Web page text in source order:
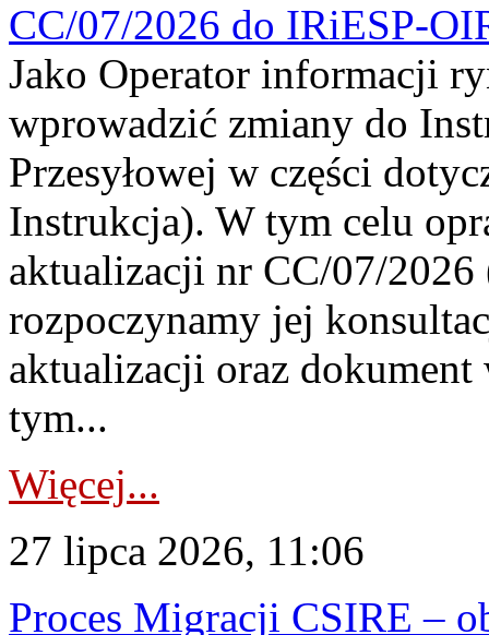
CC/07/2026 do IRiESP-
Jako Operator informacji
wprowadzić zmiany do
Przesyłowej w części
Instrukcja). W tym celu
aktualizacji nr CC/07/
rozpoczynamy jej
aktualizacji oraz
tym...
Więcej...
27 lipca 2026, 11:06
Proces Migracji CSIRE –